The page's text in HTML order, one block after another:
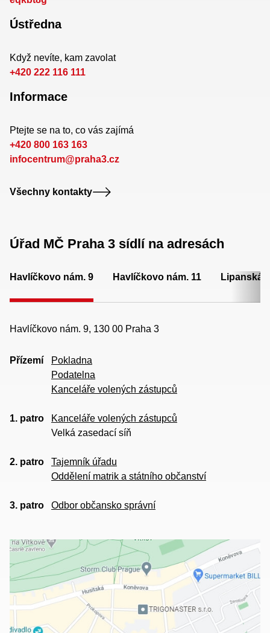
Ústředna
Když nevíte, kam zavolat
+420 222 116 111
Informace
Ptejte se na to, co vás zajímá
+420 800 163 163
infocentrum@praha3.cz
Všechny kontakty
Úřad MČ Praha 3 sídlí na adresách
Havlíčkovo nám. 9 Havlíčkovo nám. 11 Lipanská 7
Havlíčkovo nám. 9, 130 00 Praha 3
Přízemí
Pokladna
Podatelna
Kanceláře volených zástupců
1. patro
Kanceláře volených zástupců
Velká zasedací síň
2. patro
Tajemník úřadu
Oddělení matrik a státního občanství
3. patro Odbor občansko správní